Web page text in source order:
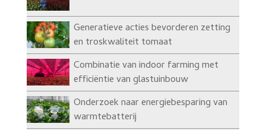
Generatieve acties bevorderen zetting
en troskwaliteit tomaat
Combinatie van indoor farming met
efficiëntie van glastuinbouw
Onderzoek naar energiebesparing van
warmtebatterij